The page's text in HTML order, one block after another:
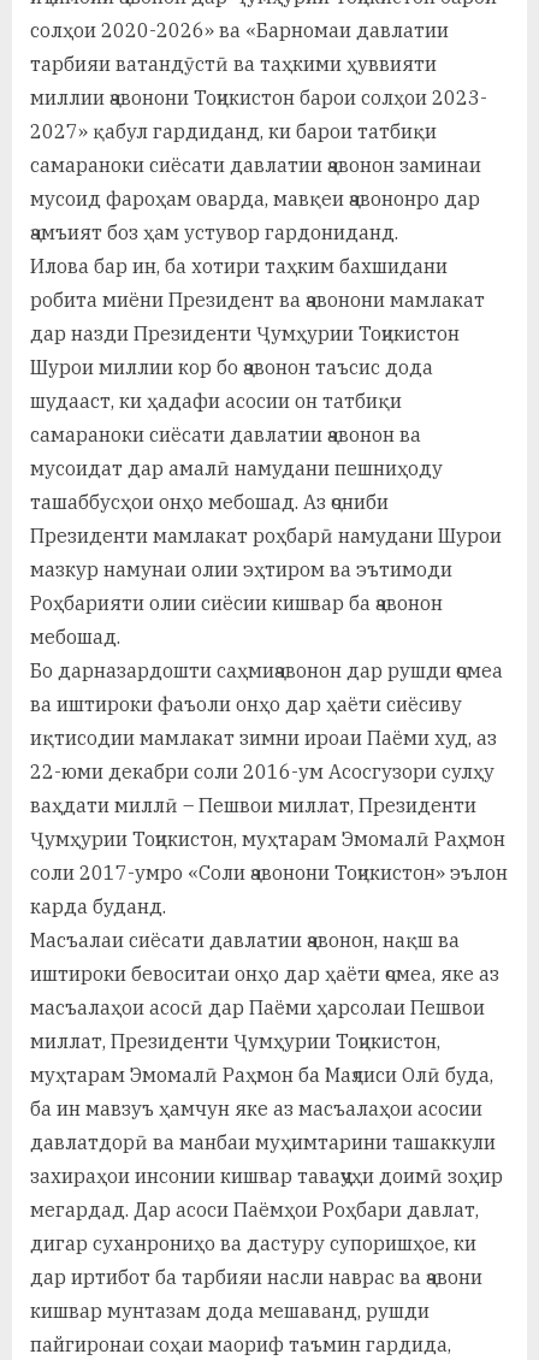
солҳои 2020-2026» ва «Барномаи давлатии
тарбияи ватандӯстӣ ва таҳкими ҳуввияти
миллии ҷавонони Тоҷикистон барои солҳои 2023-
2027» қабул гардиданд, ки барои татбиқи
самараноки сиёсати давлатии ҷавонон заминаи
мусоид фароҳам оварда, мавқеи ҷавононро дар
ҷамъият боз ҳам устувор гардониданд.
Илова бар ин, ба хотири таҳким бахшидани
робита миёни Президент ва ҷавонони мамлакат
дар назди Президенти Ҷумҳурии Тоҷикистон
Шурои миллии кор бо ҷавонон таъсис дода
шудааст, ки ҳадафи асосии он татбиқи
самараноки сиёсати давлатии ҷавонон ва
мусоидат дар амалӣ намудани пешниҳоду
ташаббусҳои онҳо мебошад. Аз ҷониби
Президенти мамлакат роҳбарӣ намудани Шурои
мазкур намунаи олии эҳтиром ва эътимоди
Роҳбарияти олии сиёсии кишвар ба ҷавонон
мебошад.
Бо дарназардошти саҳмиҷавонон дар рушди ҷомеа
ва иштироки фаъоли онҳо дар ҳаёти сиёсиву
иқтисодии мамлакат зимни ироаи Паёми худ, аз
22-юми декабри соли 2016-ум Асосгузори сулҳу
ваҳдати миллӣ – Пешвои миллат, Президенти
Ҷумҳурии Тоҷикистон, муҳтарам Эмомалӣ Раҳмон
соли 2017-умро «Соли ҷавонони Тоҷикистон» эълон
карда буданд.
Масъалаи сиёсати давлатии ҷавонон, нақш ва
иштироки бевоситаи онҳо дар ҳаёти ҷомеа, яке аз
масъалаҳои асосӣ дар Паёми ҳарсолаи Пешвои
миллат, Президенти Ҷумҳурии Тоҷикистон,
муҳтарам Эмомалӣ Раҳмон ба Маҷлиси Олӣ буда,
ба ин мавзуъ ҳамчун яке аз масъалаҳои асосии
давлатдорӣ ва манбаи муҳимтарини ташаккули
захираҳои инсонии кишвар таваҷҷуҳи доимӣ зоҳир
мегардад. Дар асоси Паёмҳои Роҳбари давлат,
дигар суханрониҳо ва дастуру супоришҳое, ки
дар иртибот ба тарбияи насли наврас ва ҷавони
кишвар мунтазам дода мешаванд, рушди
пайгиронаи соҳаи маориф таъмин гардида,